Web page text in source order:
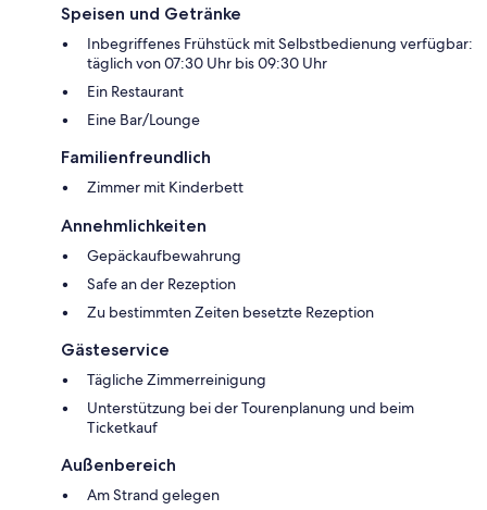
Speisen und Getränke
Inbegriffenes Frühstück mit Selbstbedienung verfügbar:
täglich von 07:30 Uhr bis 09:30 Uhr
Ein Restaurant
Eine Bar/Lounge
Familienfreundlich
Zimmer mit Kinderbett
Annehmlichkeiten
Gepäckaufbewahrung
Safe an der Rezeption
Zu bestimmten Zeiten besetzte Rezeption
Gästeservice
Tägliche Zimmerreinigung
Unterstützung bei der Tourenplanung und beim
Ticketkauf
Außenbereich
Am Strand gelegen